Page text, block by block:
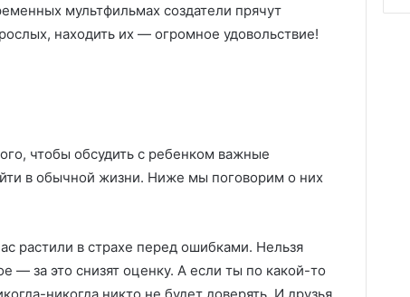
мультфильмах создатели прячут
находить их — огромное удовольствие!
чтобы обсудить с ребенком важные
в обычной жизни. Ниже мы поговорим о них
растили в страхе перед ошибками. Нельзя
— за это снизят оценку. А если ты по какой-то